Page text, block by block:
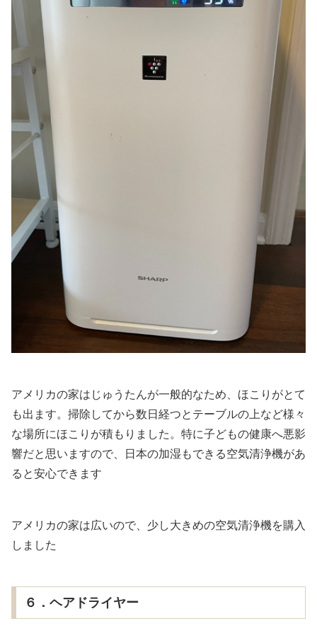
アメリカの家はじゅうたんが一般的なため、ほこりがとて
も出ます。掃除してから数日経つとテーブルの上など様々
な場所にほこりが積もりました。特に子どもの健康へ悪影
響だと思いますので、日本の加湿もできる空気清浄機があ
ると安心できます
アメリカの家は広いので、少し大きめの空気清浄機を購入
しました
６．ヘアドライヤー